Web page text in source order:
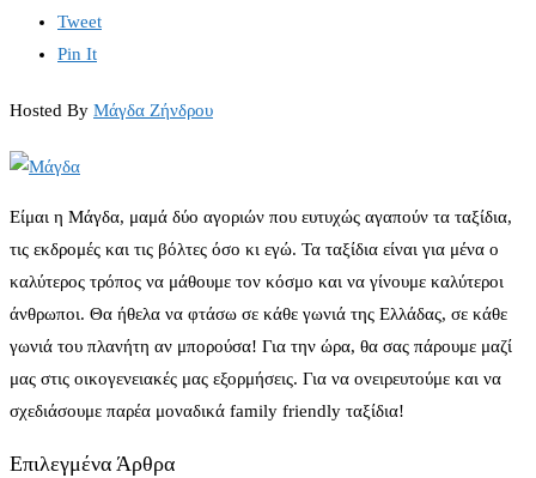
Tweet
Pin It
Hosted By Μάγδα Ζήνδρου
Είμαι η Μάγδα, μαμά δύο αγοριών που ευτυχώς αγαπούν τα ταξίδια,
τις εκδρομές και τις βόλτες όσο κι εγώ. Τα ταξίδια είναι για μένα ο
καλύτερος τρόπος να μάθουμε τον κόσμο και να γίνουμε καλύτεροι
άνθρωποι. Θα ήθελα να φτάσω σε κάθε γωνιά της Ελλάδας, σε κάθε
γωνιά του πλανήτη αν μπορούσα! Για την ώρα, θα σας πάρουμε μαζί
μας στις οικογενειακές μας εξορμήσεις. Για να ονειρευτούμε και να
σχεδιάσουμε παρέα μοναδικά family friendly ταξίδια!
Επιλεγμένα Άρθρα